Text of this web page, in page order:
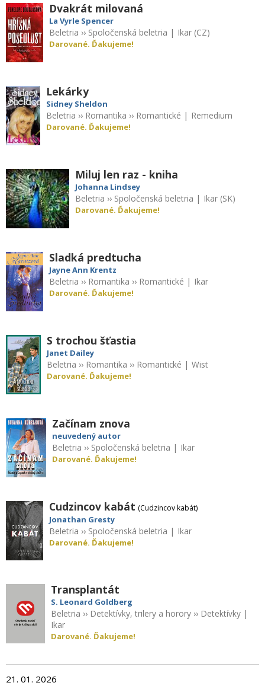
Dvakrát milovaná
La Vyrle Spencer
Beletria ›› Spoločenská beletria | Ikar (CZ)
Darované. Ďakujeme!
Lekárky
Sidney Sheldon
Beletria ›› Romantika ›› Romantické | Remedium
Darované. Ďakujeme!
Miluj len raz - kniha
Johanna Lindsey
Beletria ›› Spoločenská beletria | Ikar (SK)
Darované. Ďakujeme!
Sladká predtucha
Jayne Ann Krentz
Beletria ›› Romantika ›› Romantické | Ikar
Darované. Ďakujeme!
S trochou šťastia
Janet Dailey
Beletria ›› Romantika ›› Romantické | Wist
Darované. Ďakujeme!
Začínam znova
neuvedený autor
Beletria ›› Spoločenská beletria | Ikar
Darované. Ďakujeme!
Cudzincov kabát (Cudzincov kabát)
Jonathan Gresty
Beletria ›› Spoločenská beletria | Ikar
Darované. Ďakujeme!
Transplantát
S. Leonard Goldberg
Beletria ›› Detektívky, trilery a horory ›› Detektívky |
Ikar
Darované. Ďakujeme!
21. 01. 2026